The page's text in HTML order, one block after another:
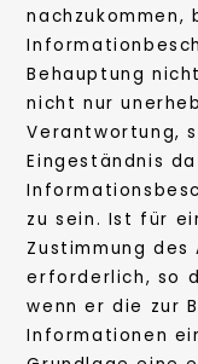
Behauptung
nicht nur
Verantwortung,
Eingeständnis
zu sein. Ist für
Zustimmung
erforderlich, so
wenn er die zur
Informationen